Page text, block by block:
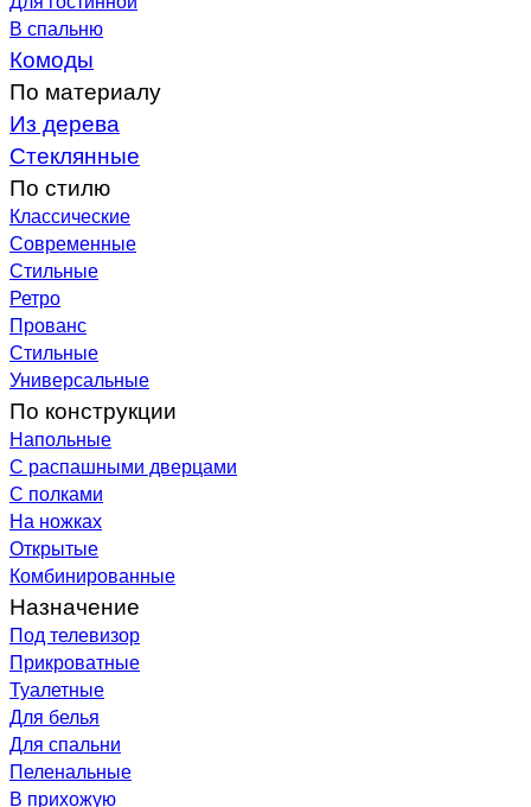
В спальню
Комоды
По материалу
Из дерева
Стеклянные
По стилю
Классические
Современные
Стильные
Ретро
Прованс
Стильные
Универсальные
По конструкции
Напольные
С распашными дверцами
С полками
На ножках
Открытые
Комбинированные
Назначение
Под телевизор
Прикроватные
Туалетные
Для белья
Для спальни
Пеленальные
В прихожую